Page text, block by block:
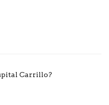
Carrillo?